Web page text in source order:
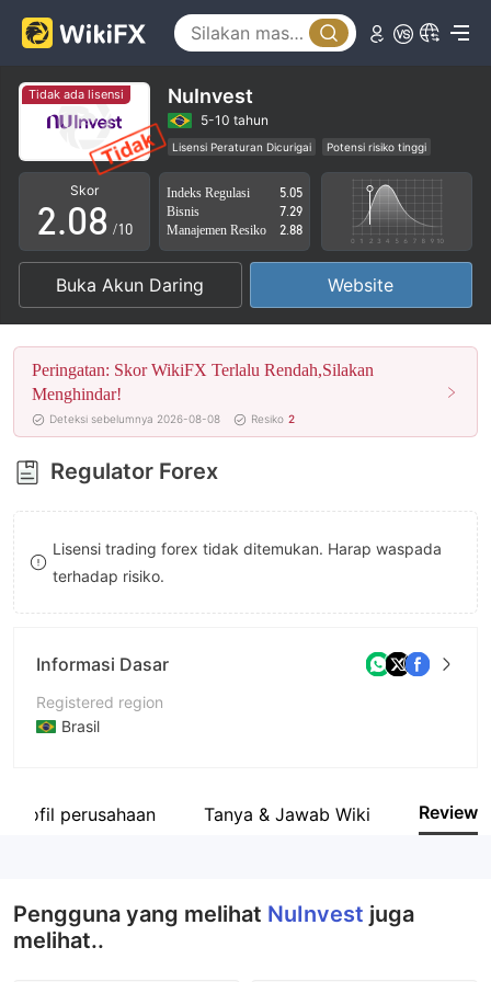
Tidak ada lisensi NuInvest
5-10 tahun
Lisensi Peraturan Dicurigai Potensi risiko tinggi
Skor
0
1
2
3
4
5
6
7
8
9
.0
1
2
3
4
5
6
7
8
9
4
5
6
7
8
9
/10
Indeks Regulasi
5.05
Bisnis
7.29
Manajemen Resiko
2.88
Buka Akun Daring Website
Peringatan: Skor WikiFX Terlalu Rendah,Silakan
Menghindar!
Deteksi sebelumnya 2026-08-08 Resiko 2
Regulator Forex
Lisensi trading forex tidak ditemukan. Harap waspada
terhadap risiko.
Informasi Dasar
Registered region
Brasil
Nama perusahaan
Profil perusahaan Tanya & Jawab Wiki Review
Pengguna yang melihat NuInvest juga
melihat..